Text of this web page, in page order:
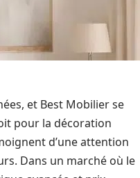
et Best Mobilier se
pour la décoration
d’une attention
Dans un marché où le